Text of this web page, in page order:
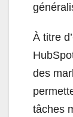
À titre
des
tâches